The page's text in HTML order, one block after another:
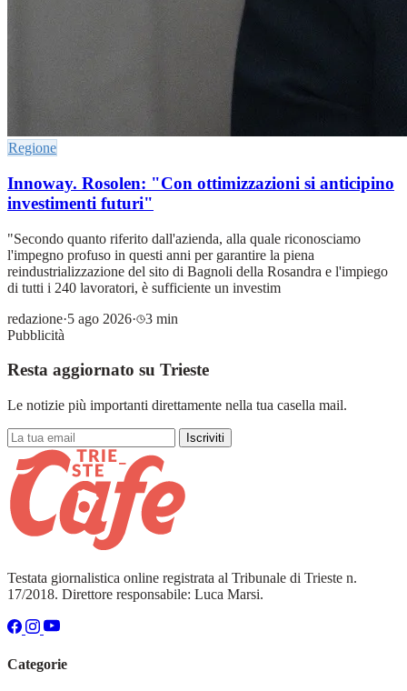
Regione
Innoway. Rosolen: "Con ottimizzazioni si anticipino
investimenti futuri"
"Secondo quanto riferito dall'azienda, alla quale riconosciamo
l'impegno profuso in questi anni per garantire la piena
reindustrializzazione del sito di Bagnoli della Rosandra e l'impiego
di tutti i 240 lavoratori, è sufficiente un investim
redazione·5 ago 2026·
3 min
Pubblicità
Resta aggiornato su Trieste
Le notizie più importanti direttamente nella tua casella mail.
Iscriviti
Testata giornalistica online registrata al Tribunale di Trieste n.
17/2018. Direttore responsabile: Luca Marsi.
Categorie